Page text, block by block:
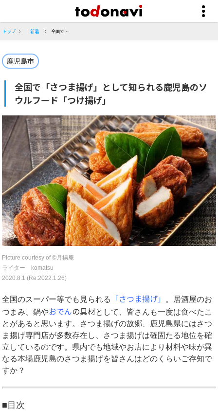
トップ 新着 全国で「さつま揚げ」として知られる鹿児島のソウルフード「つけ揚げ」
鹿児島市
全国で「さつま揚げ」として知られる鹿児島のソ
ウルフード「つけ揚げ」
Picture courtesy of ©︎月揚庵
ライター komatsu
2020.8.1 (Re:2022.1.26)
全国のスーパー等でも見られる 「さつま揚げ」
。居酒屋のお
つまみ、鍋やおでんの具材として、皆さんも一度は食べたこ
とがあると思います。さつま揚げの故郷、鹿児島県にはさつ
ま揚げ専門店が多数存在し、さつま揚げは確固たる地位を確
立しているのです。県内でも地域やお店により材料や味が異
なる本場鹿児島のさつま揚げを皆さんはどのくらいご存知で
すか？
■目次